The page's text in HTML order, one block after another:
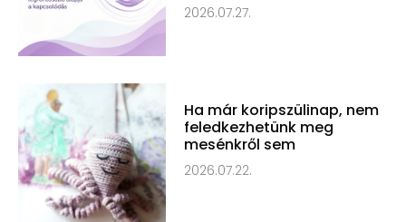
2026.07.27.
Ha már koripszülinap, nem
feledkezhetünk meg
mesénkről sem
2026.07.22.